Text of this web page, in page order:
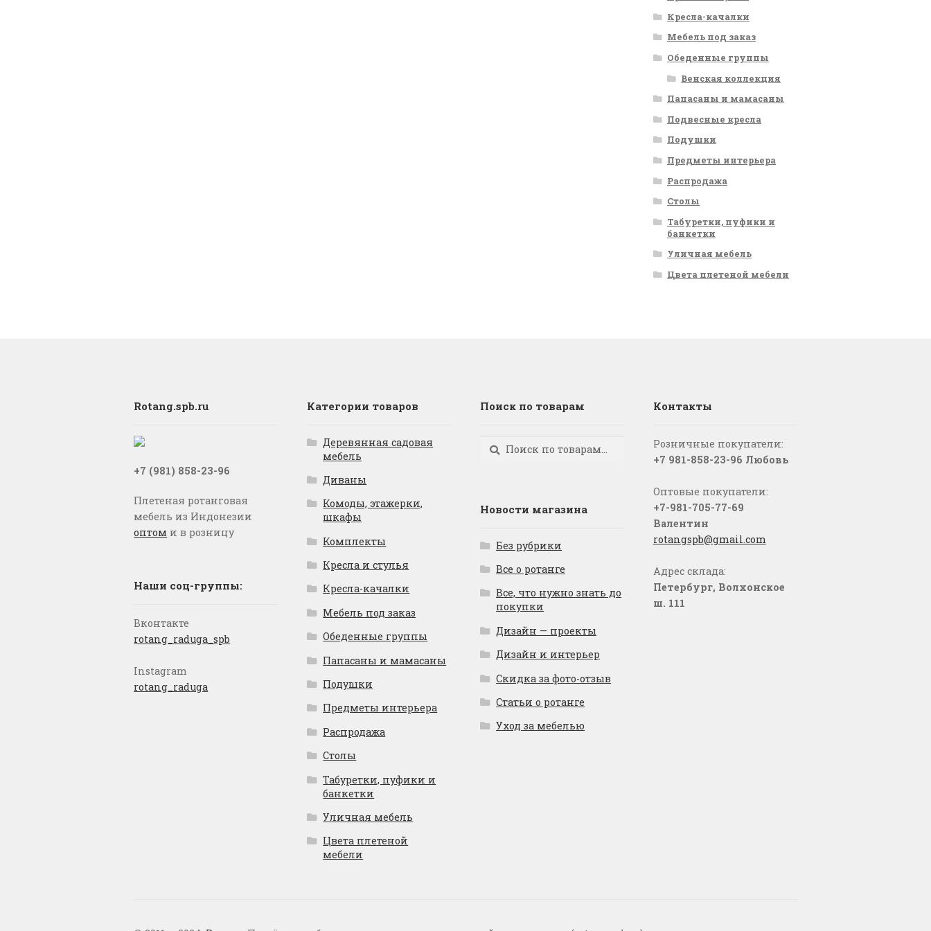
Кресла-качалки
Мебель под заказ
Обеденные группы
Венская коллекция
Папасаны и мамасаны
Подвесные кресла
Подушки
Предметы интерьера
Распродажа
Столы
Табуретки, пуфики и
банкетки
Уличная мебель
Цвета плетеной мебели
Rotang.spb.ru
+7 (981) 858-23-96
Плетеная ротанговая
мебель из Индонезии
оптом и в розницу
Наши соц-группы:
Вконтакте
rotang_raduga_spb
Instagram
rotang_raduga
Категории товаров
Деревянная садовая
мебель
Диваны
Комоды, этажерки,
шкафы
Комплекты
Кресла и стулья
Кресла-качалки
Мебель под заказ
Обеденные группы
Папасаны и мамасаны
Подушки
Предметы интерьера
Распродажа
Столы
Табуретки, пуфики и
банкетки
Уличная мебель
Цвета плетеной
мебели
Поиск по товарам
Искать:
Поиск
Новости магазина
Без рубрики
Все о ротанге
Все, что нужно знать до
покупки
Дизайн — проекты
Дизайн и интерьер
Скидка за фото-отзыв
Статьи о ротанге
Уход за мебелью
Контакты
Розничные покупатели:
+7 981-858-23-96 Любовь
Оптовые покупатели:
+7-981-705-77-69
Валентин
rotangspb@gmail.com
Адрес склада:
Петербург, Волхонское
ш. 111